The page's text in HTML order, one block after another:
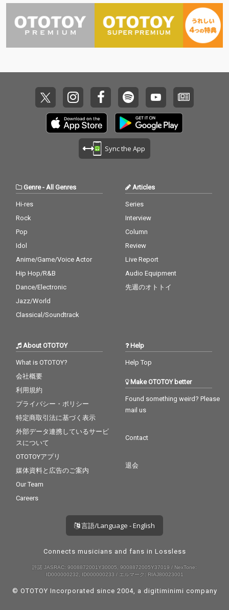
Sync the App
Genre- All Genres
Hi-res
Rock
Pop
Idol
Anime/Game/Voice Actor
Hip Hop/R&B
Dance/Electronic
Jazz/World
Classical/Soundtrack
Articles
Series
Interview
Column
Review
Live Report
Audio Equipment
先週のオトトイ
About OTOTOY
What is OTOTOY?
会社概要
利用規約
プライバシー・ポリシー
特定商取引法に基づく表示
外部データ連携しているサービ
スについて
OTOTOYアプリ
媒体資料と広告のご案内
Our Team
Careers
Help
Help Top
Make OTOTOY better
Found something weird? Please
mail us
Contact
退会
言語/Language - English
Connects musicians and fans in Lossless
許諾 JASRAC: 9008872001Y30005, 9008872005Y37019 / NexTone:
ID000000232, ID000000233 / エルマーク: RIAJ80023001
© OTOTOY Incorporated since 2004, a digitiminimi company